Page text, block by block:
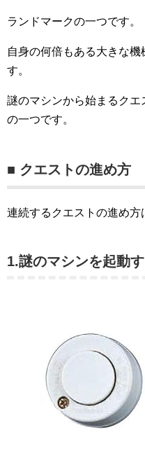
ランドマークの一つです。
自身の何倍もある大きな
す。
謎のマシンから始まるクエ
の一つです。
■ クエストの進め方
連続するクエストの進め方
1.謎のマシンを起動